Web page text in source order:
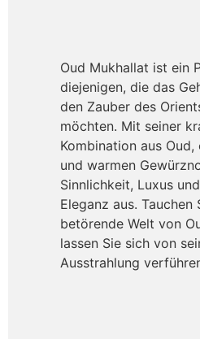
Oud Mukhallat ist ein
diejenigen, die das
den Zauber des
möchten. Mit seiner
Kombination aus
und warmen
Sinnlichkeit, Luxus
Eleganz aus. Tauchen
betörende Welt von
lassen Sie sich von
Ausstrahlung